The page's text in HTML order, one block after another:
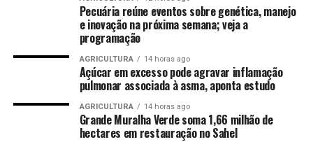
A política foi fortalecida pela Recomendação CNJ nº
128/2023, que incentivou sua adoção pelos tribunais
brasileiros, e consolidada pela Resolução CNJ nº
492/2023, que estabeleceu a incorporação da
perspectiva de gênero nos julgamentos e a capacitação
permanente de magistradas e magistrados.
Pecuária reúne eventos sobre genética, manejo
e inovação na próxima semana; veja a
programação
AGRICULTURA 14 horas ago
Açúcar em excesso pode agravar inflamação
pulmonar associada à asma, aponta estudo
AGRICULTURA 14 horas ago
Grande Muralha Verde soma 1,66 milhão de
hectares em restauração no Sahel